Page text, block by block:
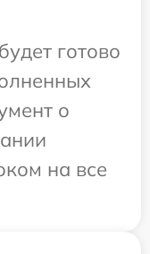
готово
о
на все